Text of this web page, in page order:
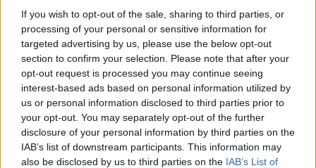
If you wish to opt-out of the sale, sharing to third parties, or
processing of your personal or sensitive information for
targeted advertising by us, please use the below opt-out
section to confirm your selection. Please note that after your
opt-out request is processed you may continue seeing
interest-based ads based on personal information utilized by
us or personal information disclosed to third parties prior to
your opt-out. You may separately opt-out of the further
disclosure of your personal information by third parties on the
IAB’s list of downstream participants. This information may
also be disclosed by us to third parties on the IAB’s List of
ασφαλείς. Για να μπορούν τα παιδιά ευάλωτων
οικογενειών να σπουδάζουν με αξιοπρέπεια, χωρίς το
άγχος που προκαλεί το αυξανόμενο κόστος της
φοιτητικής στέγασης.»
Μέσα από πρωτοβουλίεςμε ουσιαστικό κοινωνικό
αποτύπωμα, ηHELLENiQ ENERGY στηρίζει έμπρακτα
την εκπαίδευση, τη νέα γενιά και την κοινωνία. Στο